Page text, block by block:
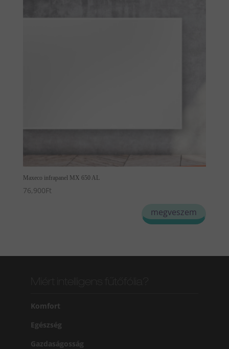
Maxeco infrapanel MX 650 AL
76,900Ft
megveszem
Komfort
Egészség
Gazdaságosság